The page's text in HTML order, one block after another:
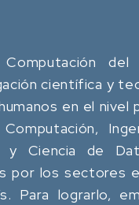
del
científica y
en el nivel
y Ciencia de
por los sectores
Para lograrlo,